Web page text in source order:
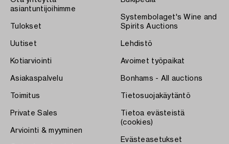
asiantuntijoihimme
Tulokset
Uutiset
Kotiarviointi
Asiakaspalvelu
Toimitus
Private Sales
Arviointi & myyminen
Systembolaget's Wine and
Spirits Auctions
Lehdistö
Avoimet työpaikat
Bonhams - All auctions
Tietosuojakäytäntö
Tietoa evästeistä
(cookies)
Evästeasetukset